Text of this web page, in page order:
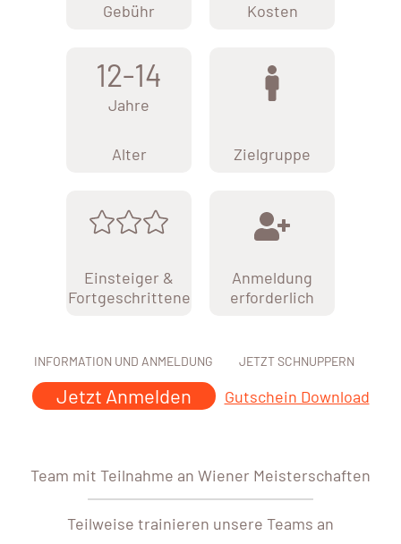
Gebühr
Kosten
12-14
Jahre
Alter Zielgruppe
Einsteiger &
Fortgeschrittene
Anmeldung
erforderlich
INFORMATION UND ANMELDUNG
Jetzt Anmelden
JETZT SCHNUPPERN
Gutschein Download
Team mit Teilnahme an Wiener Meisterschaften
Teilweise trainieren unsere Teams an